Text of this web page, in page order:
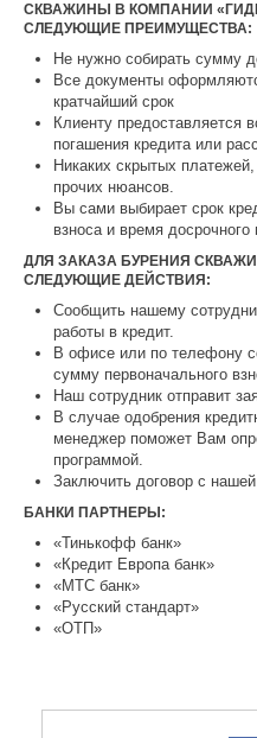
СКВАЖИНЫ В КОМПАНИИ
СЛЕДУЮЩИЕ ПРЕИМУЩЕСТВА:
Не нужно собирать сумму
Все документы
кратчайший срок
Клиенту предоставляется
погашения кредита или
Никаких скрытых
прочих нюансов.
Вы сами выбирает срок
взноса и время досрочного
ДЛЯ ЗАКАЗА БУРЕНИЯ
СЛЕДУЮЩИЕ ДЕЙСТВИЯ:
Сообщить нашему
работы в кредит.
В офисе или по телефону
сумму первоначального
Наш сотрудник отправит
В случае одобрения
менеджер поможет Вам
программой.
Заключить договор с
БАНКИ ПАРТНЕРЫ:
«Тинькофф банк»
«Кредит Европа банк»
«МТС банк»
«Русский стандарт»
«ОТП»